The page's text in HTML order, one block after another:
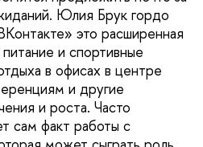
Юлия Брук гордо
это расширенная
и спортивные
в офисах в центре
и другие
и роста. Часто
сам факт работы с